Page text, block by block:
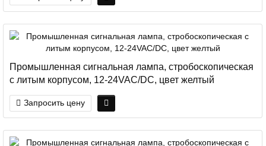
Промышленная сигнальная лампа, стробоскопическая
с литым корпусом, 12-24VAC/DC, цвет желтый
Запросить цену